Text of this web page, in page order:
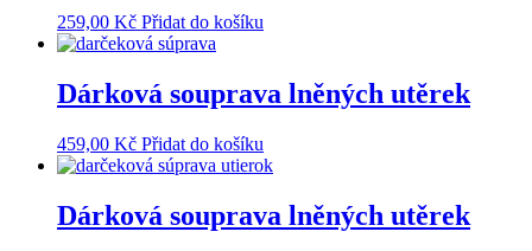
259,00 Kč Přidat do košíku
Dárková souprava lněných utěrek
459,00 Kč Přidat do košíku
Dárková souprava lněných utěrek